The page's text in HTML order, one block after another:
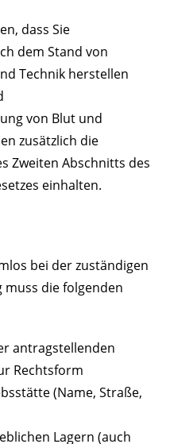
dass Sie
dem Stand von
Technik herstellen
von Blut und
zusätzlich die
Zweiten Abschnitts des
einhalten.
bei der zuständigen
muss die folgenden
antragstellenden
Rechtsform
(Name, Straße,
Lagern (auch